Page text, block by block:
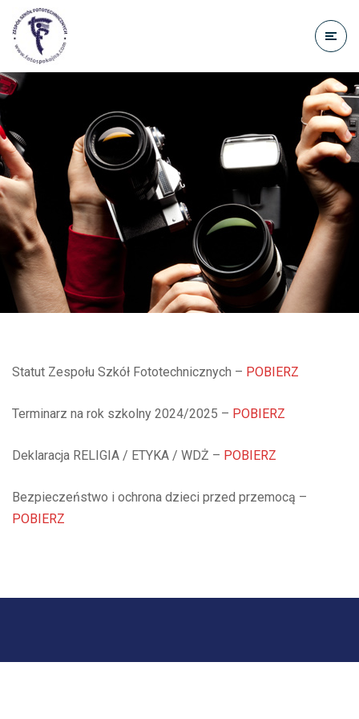
treści
Statut Zespołu Szkół Fototechnicznych – POBIERZ
Terminarz na rok szkolny 2024/2025 – POBIERZ
Deklaracja RELIGIA / ETYKA / WDŻ – POBIERZ
Bezpieczeństwo i ochrona dzieci przed przemocą –
POBIERZ